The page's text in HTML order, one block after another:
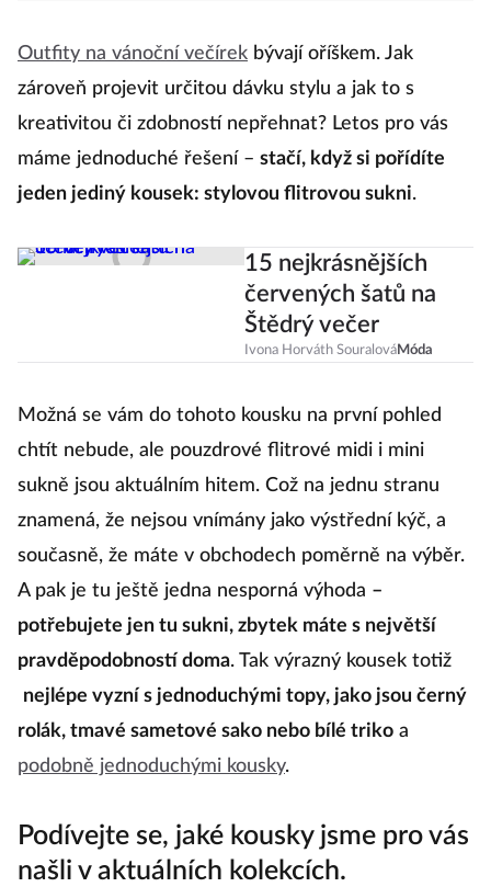
Outfity na vánoční večírek bývají oříškem. Jak
zároveň projevit určitou dávku stylu a jak to s
kreativitou či zdobností nepřehnat? Letos pro vás
máme jednoduché řešení – stačí, když si pořídíte
jeden jediný kousek: stylovou flitrovou sukni.
15 nejkrásnějších
červených šatů na
Štědrý večer
Ivona Horváth SouralováMóda
Možná se vám do tohoto kousku na první pohled
chtít nebude, ale pouzdrové flitrové midi i mini
sukně jsou aktuálním hitem. Což na jednu stranu
znamená, že nejsou vnímány jako výstřední kýč, a
současně, že máte v obchodech poměrně na výběr.
A pak je tu ještě jedna nesporná výhoda –
potřebujete jen tu sukni, zbytek máte s největší
pravděpodobností doma. Tak výrazný kousek totiž
nejlépe vyzní s jednoduchými topy, jako jsou černý
rolák, tmavé sametové sako nebo bílé triko a
podobně jednoduchými kousky.
Podívejte se, jaké kousky jsme pro vás
našli v aktuálních kolekcích.